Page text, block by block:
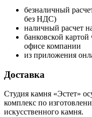
безналичный
без НДС)
наличный расчет
банковской
офисе компании
из приложения
Доставка
Студия камня «Эстет»
комплекс по
искусственного камня.